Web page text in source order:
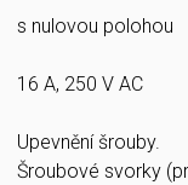
s nulovou polohou
16 A, 250 V AC
Upevnění šrouby.
Šroubové svorky